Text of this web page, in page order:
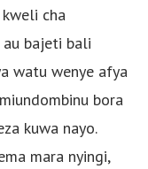
cha
bajeti bali
watu wenye afya
bora
kuwa nayo.
mara nyingi,